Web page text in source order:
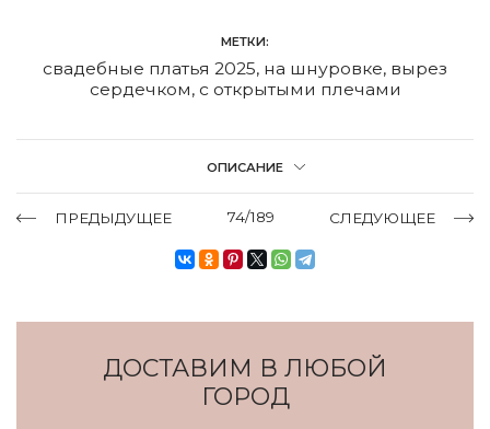
МЕТКИ:
свадебные платья 2025, на шнуровке, вырез
сердечком, с открытыми плечами
ОПИСАНИЕ
ПРЕДЫДУЩЕЕ 74/189 СЛЕДУЮЩЕЕ
ДОСТАВИМ В ЛЮБОЙ
ГОРОД